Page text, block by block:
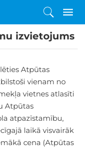
izvietojums
Atpūtas
vienam no
vietnes atlasīti
Atpūtas
atpazīstamību,
laikā visvairāk
cena (Atpūtas